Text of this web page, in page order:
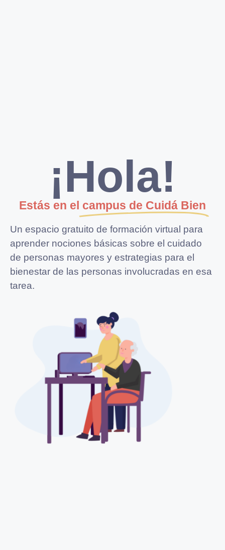
¡Hola!
Estás en el campus de Cuidá Bien
Un espacio gratuito de formación virtual para
aprender nociones básicas sobre el cuidado
de personas mayores y estrategias para el
bienestar de las personas involucradas en esa
tarea.